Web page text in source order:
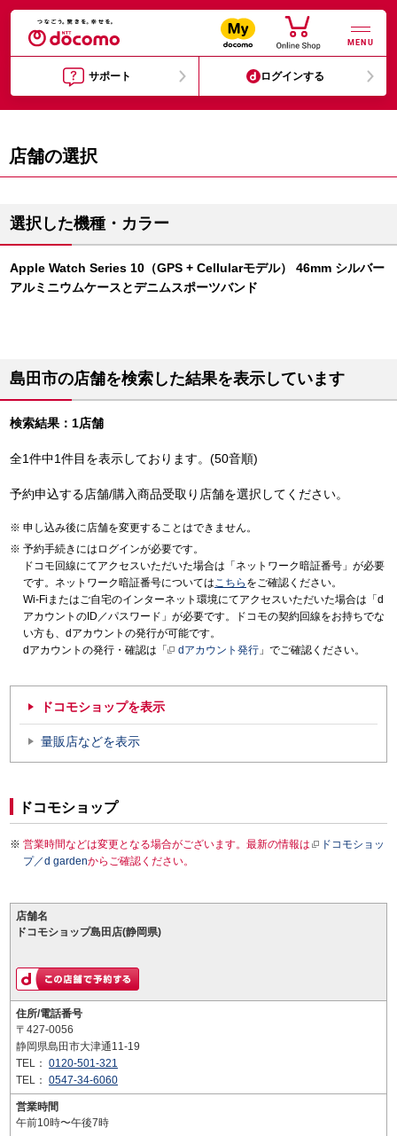
MENU
サポート ログインする
店舗の選択
選択した機種・カラー
Apple Watch Series 10（GPS + Cellularモデル） 46mm シルバー
アルミニウムケースとデニムスポーツバンド
島田市の店舗を検索した結果を表示しています
検索結果：1店舗
全1件中1件目を表示しております。(50音順)
予約申込する店舗/購入商品受取り店舗を選択してください。
申し込み後に店舗を変更することはできません。
予約手続きにはログインが必要です。
ドコモ回線にてアクセスいただいた場合は「ネットワーク暗証番号」が必要
です。ネットワーク暗証番号についてはこちら をご確認ください。
Wi-Fiまたはご自宅のインターネット環境にてアクセスいただいた場合は「d
アカウントのID／パスワード」が必要です。ドコモの契約回線をお持ちでな
い方も、dアカウントの発行が可能です。
dアカウントの発行・確認は「
dアカウント発行 」でご確認ください。
ドコモショップを表示
量販店などを表示
ドコモショップ
営業時間などは変更となる場合がございます。最新の情報は
ドコモショッ
プ／d gardenからご確認ください。
店舗名
ドコモショップ島田店(静岡県)
住所/電話番号
〒427-0056
静岡県島田市大津通11-19
TEL： 0120-501-321
TEL： 0547-34-6060
営業時間
午前10時〜午後7時